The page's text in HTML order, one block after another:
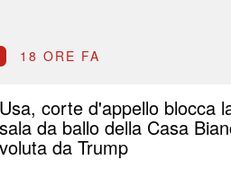
18 ORE FA
Usa, corte d'appello blocca
sala da ballo della Casa
voluta da Trump